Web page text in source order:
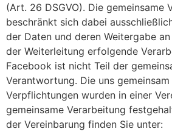
(Art. 26 DSGVO). Die gemeinsame
beschränkt sich dabei
der Daten und deren Weitergabe
der Weiterleitung erfolgende
Facebook ist nicht Teil der
Verantwortung. Die uns
Verpflichtungen wurden in einer
gemeinsame Verarbeitung
der Vereinbarung finden Sie unter: